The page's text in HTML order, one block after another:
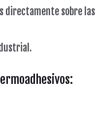
directamente sobre las